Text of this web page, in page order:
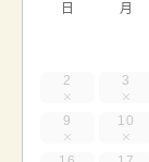
日 月
2 3
9 10